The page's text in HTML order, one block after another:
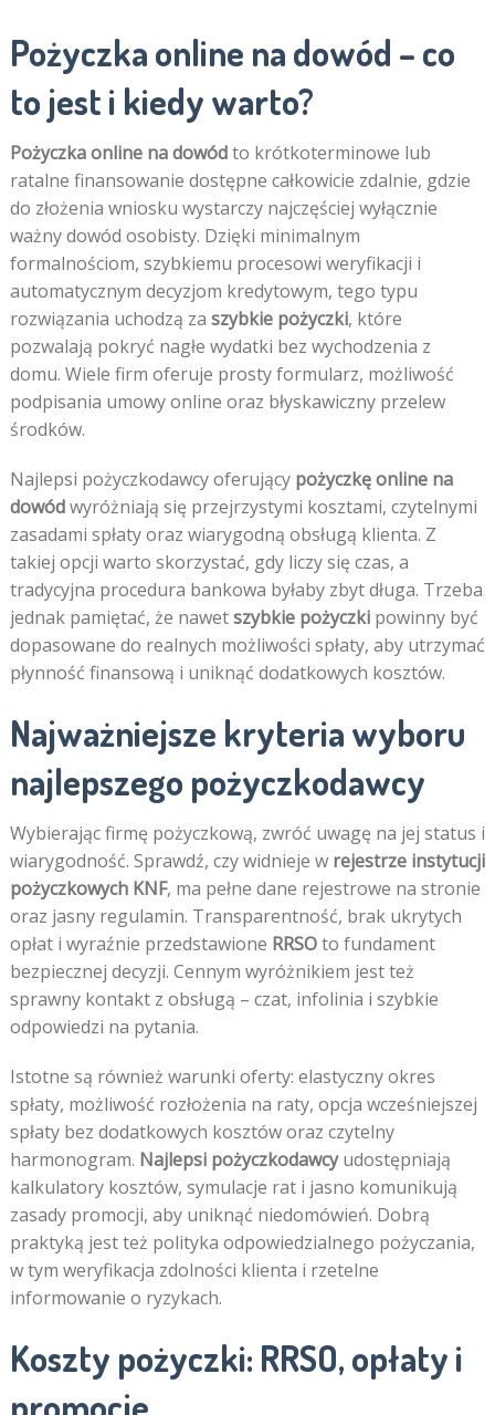
Pożyczka online na dowód – co
to jest i kiedy warto?
Pożyczka online na dowódto krótkoterminowe lub
ratalne finansowanie dostępne całkowicie zdalnie, gdzie
do złożenia wniosku wystarczy najczęściej wyłącznie
ważny dowód osobisty. Dzięki minimalnym
formalnościom, szybkiemu procesowi weryfikacji i
automatycznym decyzjom kredytowym, tego typu
rozwiązania uchodzą za szybkie pożyczki, które
pozwalają pokryć nagłe wydatki bez wychodzenia z
domu. Wiele firm oferuje prosty formularz, możliwość
podpisania umowy online oraz błyskawiczny przelew
środków.
Najlepsi pożyczkodawcy oferujący pożyczkę online na
dowódwyróżniają się przejrzystymi kosztami, czytelnymi
zasadami spłaty oraz wiarygodną obsługą klienta. Z
takiej opcji warto skorzystać, gdy liczy się czas, a
tradycyjna procedura bankowa byłaby zbyt długa. Trzeba
jednak pamiętać, że nawetszybkie pożyczkipowinny być
dopasowane do realnych możliwości spłaty, aby utrzymać
płynność finansową i uniknąć dodatkowych kosztów.
Najważniejsze kryteria wyboru
najlepszego pożyczkodawcy
Wybierając firmę pożyczkową, zwróć uwagę na jej status i
wiarygodność. Sprawdź, czy widnieje w rejestrze instytucji
pożyczkowych KNF, ma pełne dane rejestrowe na stronie
oraz jasny regulamin. Transparentność, brak ukrytych
opłat i wyraźnie przedstawione RRSOto fundament
bezpiecznej decyzji. Cennym wyróżnikiem jest też
sprawny kontakt z obsługą – czat, infolinia i szybkie
odpowiedzi na pytania.
Istotne są również warunki oferty: elastyczny okres
spłaty, możliwość rozłożenia na raty, opcja wcześniejszej
spłaty bez dodatkowych kosztów oraz czytelny
harmonogram. Najlepsi pożyczkodawcyudostępniają
kalkulatory kosztów, symulacje rat i jasno komunikują
zasady promocji, aby uniknąć niedomówień. Dobrą
praktyką jest też polityka odpowiedzialnego pożyczania,
w tym weryfikacja zdolności klienta i rzetelne
informowanie o ryzykach.
Koszty pożyczki: RRSO, opłaty i